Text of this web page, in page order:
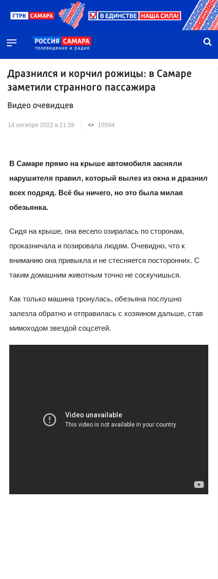
Дразнился и корчил рожицы: в Самаре
заметили странного пассажира
Видео очевидцев
14 октября 2022 в 21:39 10594
В Самаре прямо на крыше автомобиля засняли
нарушителя правил, который вылез из окна и дразнил
всех подряд. Всё бы ничего, но это была милая
обезьянка.
Сидя на крыше, она весело озиралась по сторонам,
проказничала и позировала людям. Очевидно, что к
вниманию она привыкла и не стесняется посторонних. С
таким домашним животным точно не соскучишься.
Как только машина тронулась, обезьяна послушно
залезла обратно и отправилась с хозяином дальше, став
мимоходом звездой соцсетей.